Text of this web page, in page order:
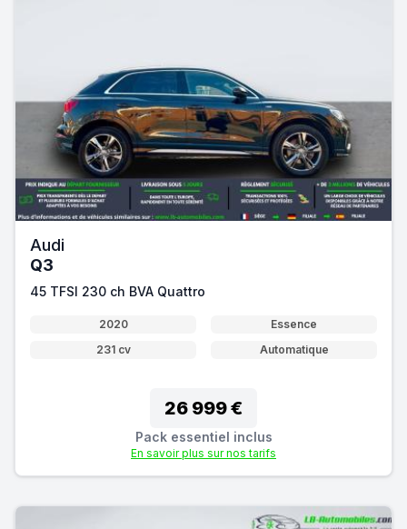
Audi
Q3
45 TFSI 230 ch BVA Quattro
2020
Essence
231 cv
Automatique
26 999 €
Pack essentiel inclus
En savoir plus sur nos tarifs